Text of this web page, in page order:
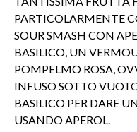
PARTICOLARMENTE
SOUR SMASH CON
BASILICO, UN
POMPELMO ROSA,
INFUSO SOTTO
BASILICO PER DARE
USANDO APEROL.